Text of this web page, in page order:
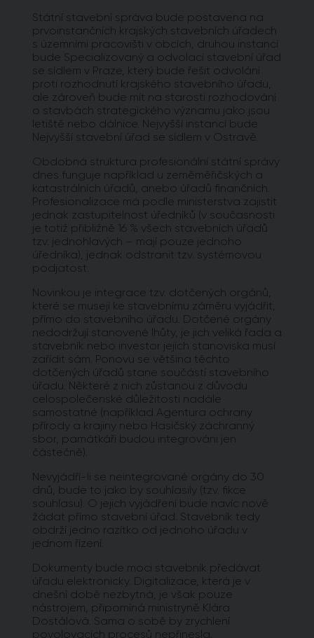
Státní stavební správa bude postavena na
prvoinstančních krajských stavebních úřadech
s územními pracovišti v obcích, druhou instancí
bude Specializovaný a odvolací stavební úřad
se sídlem v Praze, který bude řešit odvolání
proti rozhodnutí krajského stavebního úřadu,
ale zároveň bude mít na starosti rozhodování
o stavbách strategického významu jako jsou
letiště nebo dálnice. Nejvyšší instancí bude
Nejvyšší stavební úřad se sídlem v Ostravě.
Obdobná struktura profesionální státní správy
dnes funguje například u zeměměřičských a
katastrálních úřadů, anebo úřadů finančních.
Profesionalizace má podle ministerstva zajistit
jednak zastupitelnost úředníků (v současnosti
je totiž přibližně 16 % všech stavebních úřadů
tzv. jednohlavých – mají pouze jednoho
úředníka), jednak odstranit tzv. systémovou
podjatost.
Novinkou je integrace tzv. dotčených orgánů,
které se musejí ke stavebnímu záměru vyjádřit,
přímo do stavebního úřadu. Dotčené orgány
nedodržují stanovené lhůty, je jich veliká řada a
stavebník nebo investor jejich stanoviska musí
zařídit sám. Ponovu se většina těchto
dotčených úřadů stane součástí stavebního
úřadu. Některé z nich zůstanou z důvodu
celospolečenské důležitosti nadále
samostatné (například Agentura ochrany
přírody a krajiny nebo Hasičský záchranný
sbor, památkáři budou integrováni jen
částečně).
Nevyjádří-li se neintegrované orgány do 30
dnů, bude to jako by souhlasily (tzv. fikce
souhlasu). O jejich vyjádření bude navíc nově
žádat přímo stavební úřad. Stavebník tedy
obdrží jedno razítko od jednoho úřadu v
jednom řízení.
Dokumenty bude moci stavebník předávat
úřadu elektronicky. Digitalizace, která je v
dnešní době nezbytná, je však pouze
nástrojem, připomíná ministryně Klára
Dostálová. Sama o sobě by zrychlení
povolovacích procesů nepřinesla.